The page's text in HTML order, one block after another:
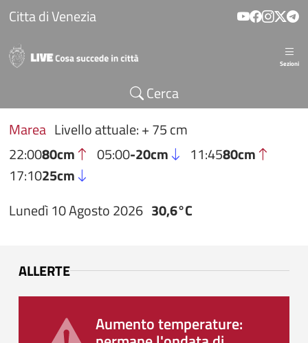
Salta al contenuto principale
Citta di Venezia
Sezioni
Cerca
Marea Livello attuale: + 75 cm
22:0080cm 05:00-20cm 11:4580cm
17:1025cm
Lunedì 10 Agosto 2026 30,6°C
ALLERTE
Aumento temperature: